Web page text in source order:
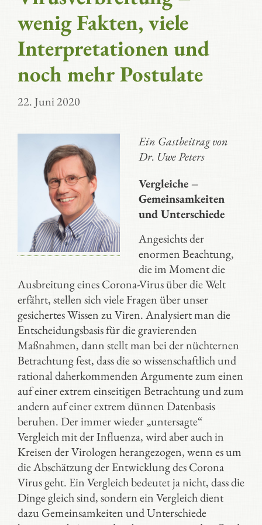
wenig Fakten, viele
Interpretationen und
noch mehr Postulate
22. Juni 2020
Ein Gastbeitrag von
Dr. Uwe Peters
Vergleiche –
Gemeinsamkeiten
und Unterschiede
Angesichts der
enormen Beachtung,
die im Moment die
Ausbreitung eines Corona-Virus über die Welt
erfährt, stellen sich viele Fragen über unser
gesichertes Wissen zu Viren. Analysiert man die
Entscheidungsbasis für die gravierenden
Maßnahmen, dann stellt man bei der nüchternen
Betrachtung fest, dass die so wissenschaftlich und
rational daherkommenden Argumente zum einen
auf einer extrem einseitigen Betrachtung und zum
andern auf einer extrem dünnen Datenbasis
beruhen. Der immer wieder „untersagte“
Vergleich mit der Influenza, wird aber auch in
Kreisen der Virologen herangezogen, wenn es um
die Abschätzung der Entwicklung des Corona
Virus geht. Ein Vergleich bedeutet ja nicht, dass die
Dinge gleich sind, sondern ein Vergleich dient
dazu Gemeinsamkeiten und Unterschiede